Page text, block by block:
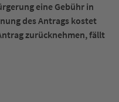
eine Gebühr in
des Antrags kostet
zurücknehmen, fällt